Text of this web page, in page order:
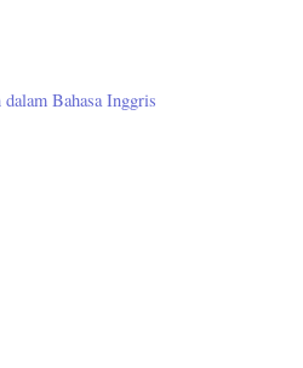
dalam Bahasa Inggris